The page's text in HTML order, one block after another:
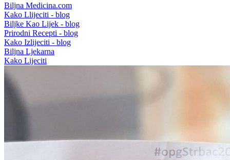
Biljna Medicina.com
Kako Llijeciti - blog
Biljke Kao Lijek - blog
Prirodni Recepti - blog
Kako Izlijeciti - blog
Biljna Ljekarna
Kako Lijeciti